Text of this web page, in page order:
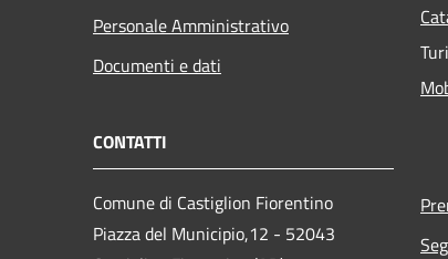
Personale Amministrativo
Documenti e dati
CONTATTI
Comune di Castiglion Fiorentino
Piazza del Municipio,12 - 52043